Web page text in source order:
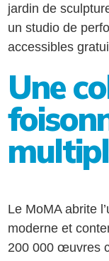
jardin de
un studio de
accessibles
Une
Le MoMA abrite
moderne et
200 000 œuvres